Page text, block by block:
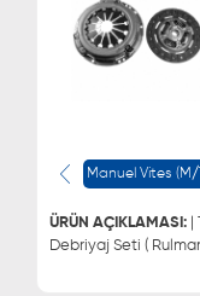
Manuel Vites (M/
ÜRÜN AÇIKLAMASI:
Debriyaj Seti (
0543 329
0543 329